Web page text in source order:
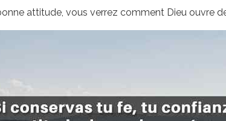
attitude, vous verrez comment Dieu ouvre